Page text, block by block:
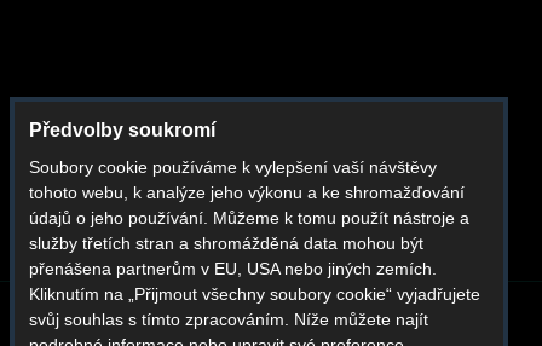
Instagram
Youtube
Whatsapp
BLOG O NÁS KONTAKT REKLAMACE
Předvolby soukromí
Soubory cookie používáme k vylepšení vaší návštěvy
tohoto webu, k analýze jeho výkonu a ke shromažďování
údajů o jeho používání. Můžeme k tomu použít nástroje a
služby třetích stran a shromážděná data mohou být
přenášena partnerům v EU, USA nebo jiných zemích.
Kliknutím na „Přijmout všechny soubory cookie“ vyjadřujete
svůj souhlas s tímto zpracováním. Níže můžete najít